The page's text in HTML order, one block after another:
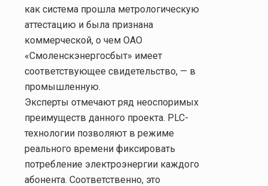
как система прошла метрологическую
аттестацию и была признана
коммерческой, о чем ОАО
«Смоленскэнергосбыт» имеет
соответствующее свидетельство, — в
промышленную.
Эксперты отмечают ряд неоспоримых
преимуществ данного проекта. PLC-
технологии позволяют в режиме
реального времени фиксировать
потребление электроэнергии каждого
абонента. Соответственно, это